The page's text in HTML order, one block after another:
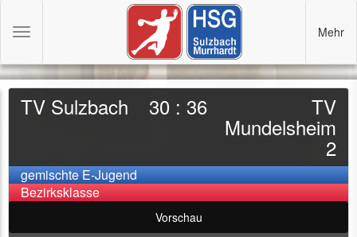
TV Sulzbach 30 : 36 TV
Mundelsheim
2
gemischte E-Jugend
Bezirksklasse
Vorschau
Toggle
Mehr